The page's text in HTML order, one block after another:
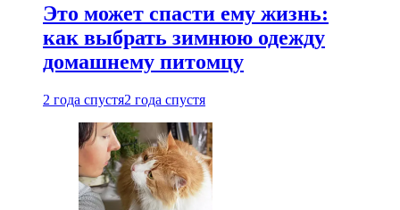
Это может спасти ему жизнь:
как выбрать зимнюю одежду
домашнему питомцу
2 года спустя2 года спустя